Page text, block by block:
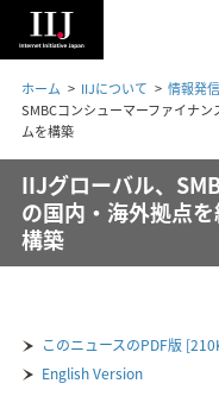
ホーム IIJについて 情報発信
SMBCコンシューマーファイナ
ムを構築
IIJグローバル、
の国内・海外拠点
構築
このニュースのPDF版
English Version